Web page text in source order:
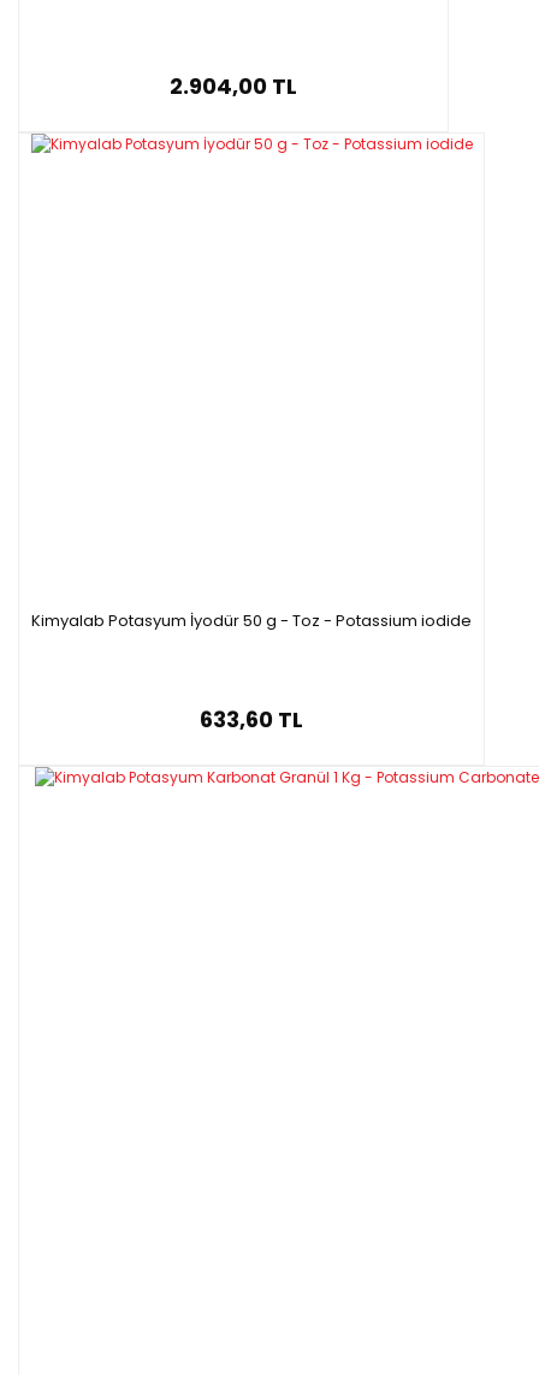
2.904,00 TL
Kimyalab Potasyum İyodür 50 g - Toz - Potassium iodide
633,60 TL